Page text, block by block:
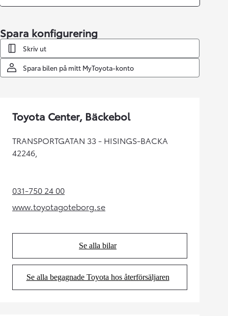
Spara konfigurering
Skriv ut
Spara bilen på mitt MyToyota-konto
Toyota Center, Bäckebol
TRANSPORTGATAN 33 - HISINGS-BACKA
42246,
031-750 24 00(Opens in new tab)
www.toyotagoteborg.se
(Opens in new tab)
Se alla bilar
(Opens in new tab)
Se alla begagnade Toyota hos återförsäljaren
(Opens in new tab)